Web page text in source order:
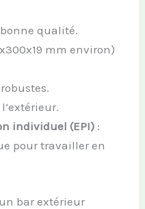
qualité.
mm environ)
individuel (EPI) :
pour travailler en
bar extérieur